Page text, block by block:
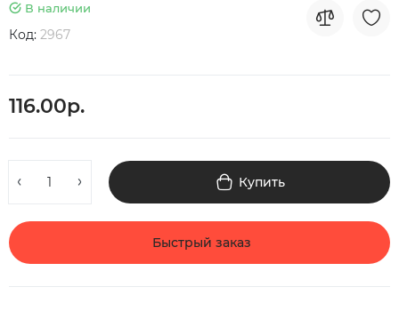
В наличии
Код: 2967
116.00р.
Купить
Быстрый заказ